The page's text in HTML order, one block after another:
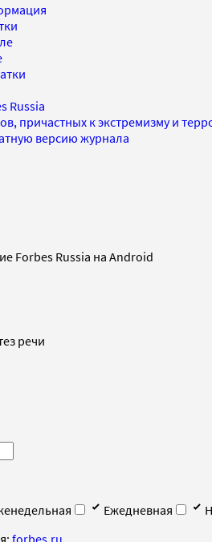
Russia
причастных к экстремизму и
версию журнала
Forbes Russia на Android
речи
Ежедневная
forbes.ru